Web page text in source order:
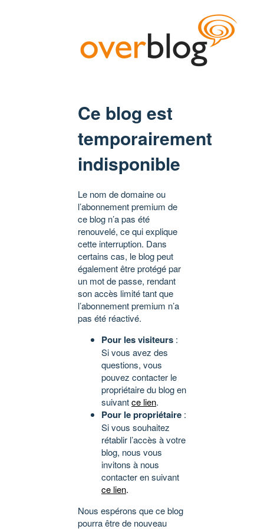
Ce blog est
temporairement
indisponible
Le nom de domaine ou
l’abonnement premium de
ce blog n’a pas été
renouvelé, ce qui explique
cette interruption. Dans
certains cas, le blog peut
également être protégé par
un mot de passe, rendant
son accès limité tant que
l’abonnement premium n’a
pas été réactivé.
Pour les visiteurs :
Si vous avez des
questions, vous
pouvez contacter le
propriétaire du blog en
suivantce lien.
Pour le propriétaire :
Si vous souhaitez
rétablir l’accès à votre
blog, nous vous
invitons à nous
contacter en suivant
ce lien.
Nous espérons que ce blog
pourra être de nouveau